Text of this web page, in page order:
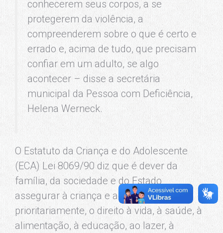
conhecerem seus corpos, a se
protegerem da violência, a
compreenderem sobre o que é certo e
errado e, acima de tudo, que precisam
confiar em um adulto, se algo
acontecer – disse a secretária
municipal da Pessoa com Deficiência,
Helena Werneck.
O Estatuto da Criança e do Adolescente
(ECA) Lei 8069/90 diz que é dever da
família, da sociedade e do Estado
assegurar à criança e ao adolescente,
prioritariamente, o direito à vida, à saúde, à
alimentação, à educação, ao lazer, à